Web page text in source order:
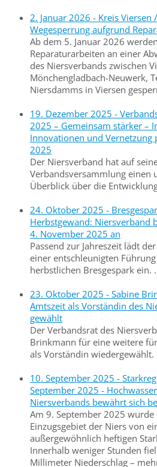
2. Januar 2026 - Kreis Viersen
Wegesperrung aufgrund
Ab dem 5. Januar 2026
Reparaturarbeiten an einer
des Niersverbands zwischen
Mönchengladbach-Neuwerk,
Niersdamms in Viersen
19. Dezember 2025 -
2025 – Gemeinsam stärker –
Innovationen und Vernetzung
2025
Der Niersverband hat auf
Verbandsversammlung einen
Überblick über die
24. Oktober 2025 -
Herbstgewand: Niersverband
4. November 2025 an
Passend zur Jahreszeit lädt
einer entschleunigten
herbstlichen Bresgespark ein.
23. Oktober 2025 - Sabine
Amtszeit als Vorständin des
gewählt
Der Verbandsrat des
Brinkmann für eine weitere
als Vorständin wiedergewählt.
10. September 2025 -
September 2025 -
Niersverbands bewährt sich
Am 9. September 2025 wurde
Einzugsgebiet der Niers von
außergewöhnlich heftigen
Innerhalb weniger Stunden
Millimeter Niederschlag –